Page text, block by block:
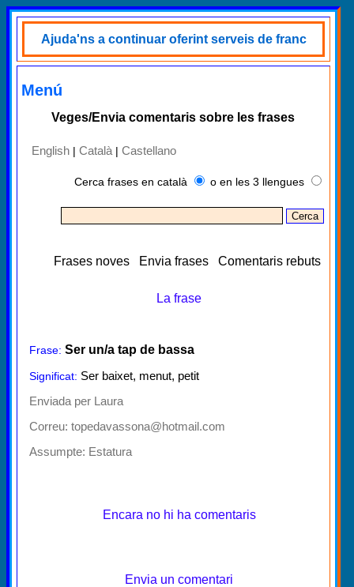
Ajuda'ns a continuar oferint serveis de franc
Menú
Veges/Envia comentaris sobre les frases
English | Català | Castellano
Cerca frases en català o en les 3 llengues
Frases noves Envia frases Comentaris rebuts
La frase
Frase: Ser un/a tap de bassa
Significat: Ser baixet, menut, petit
Enviada per Laura
Correu: topedavassona@hotmail.com
Assumpte: Estatura
Encara no hi ha comentaris
Envia un comentari